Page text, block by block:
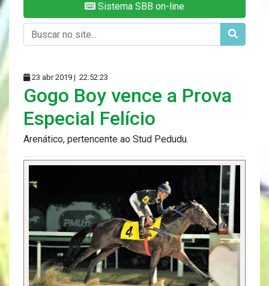
Sistema SBB on-line
23 abr 2019 | 22:52:23
Gogo Boy vence a Prova
Especial Felício
Arenático, pertencente ao Stud Pedudu.